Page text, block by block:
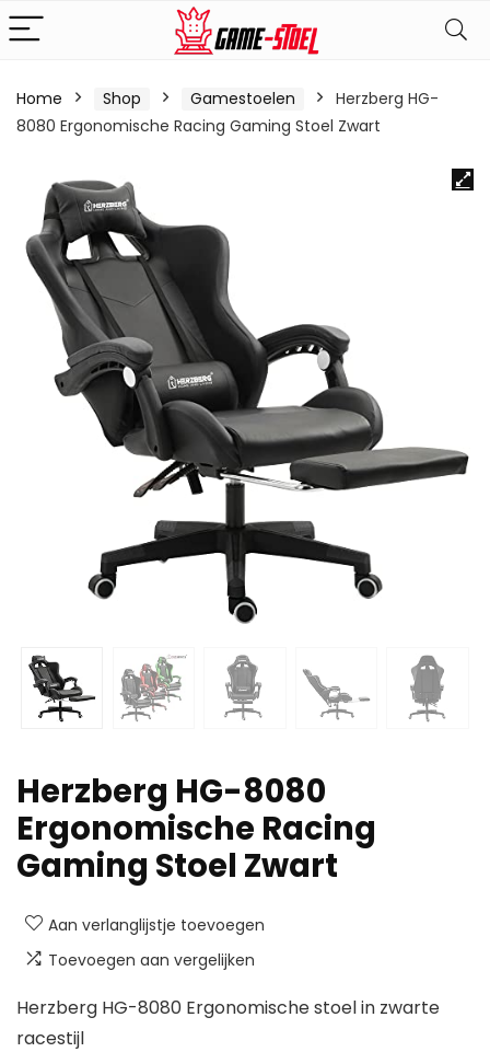
Home Shop Gamestoelen
Herzberg HG-
8080 Ergonomische Racing Gaming Stoel Zwart
Herzberg HG-8080
Ergonomische Racing
Gaming Stoel Zwart
Aan verlanglijstje toevoegen
Toevoegen aan vergelijken
Herzberg HG-8080 Ergonomische stoel in zwarte
racestijl